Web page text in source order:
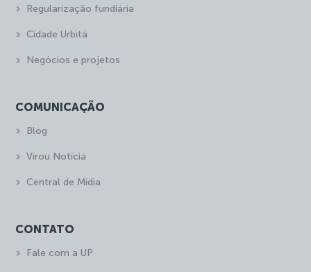
Regularização fundiária
Cidade Urbitá
Negócios e projetos
COMUNICAÇÃO
Blog
Virou Notícia
Central de Mídia
CONTATO
Fale com a UP